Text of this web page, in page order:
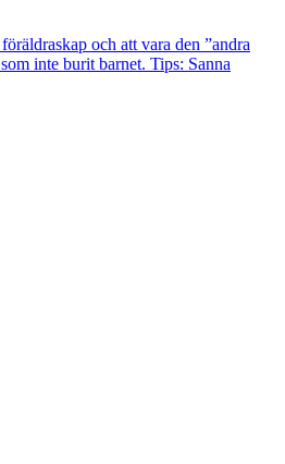
och att vara den ”andra
inte burit barnet. Tips: Sanna